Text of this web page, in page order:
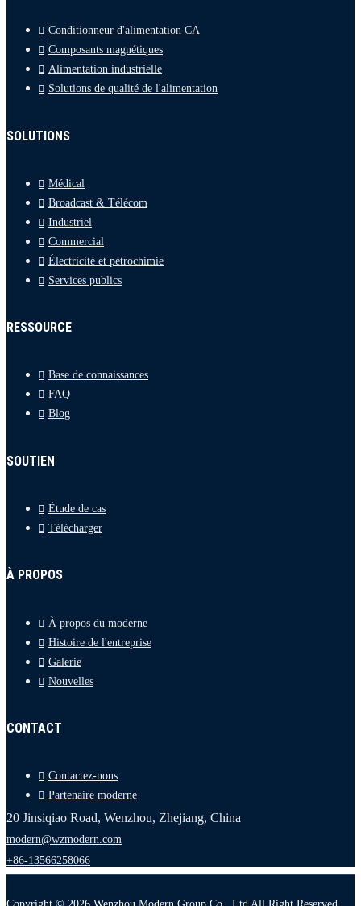
Conditionneur d'alimentation CA
Composants magnétiques
Alimentation industrielle
Solutions de qualité de l'alimentation
SOLUTIONS
Médical
Broadcast & Télécom
Industriel
Commercial
Électricité et pétrochimie
Services publics
RESSOURCE
Base de connaissances
FAQ
Blog
SOUTIEN
Étude de cas
Télécharger
À PROPOS
À propos du moderne
Histoire de l'entreprise
Galerie
Nouvelles
CONTACT
Contactez-nous
Partenaire moderne
20 Jinsiqiao Road, Wenzhou, Zhejiang, China
modern@wzmodern.com
+86-13566258066